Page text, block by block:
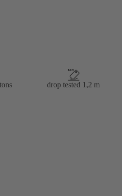
drop tested 1,2 m